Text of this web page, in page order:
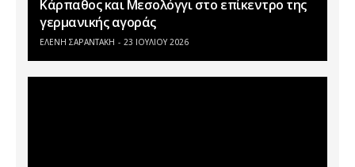
Κάρπαθος και Μεσολόγγι στο επίκεντρο της
γερμανικής αγοράς
ΕΛΕΝΗ ΣΑΡΑΝΤΑΚΗ 23 ΙΟΥΛΊΟΥ 2026